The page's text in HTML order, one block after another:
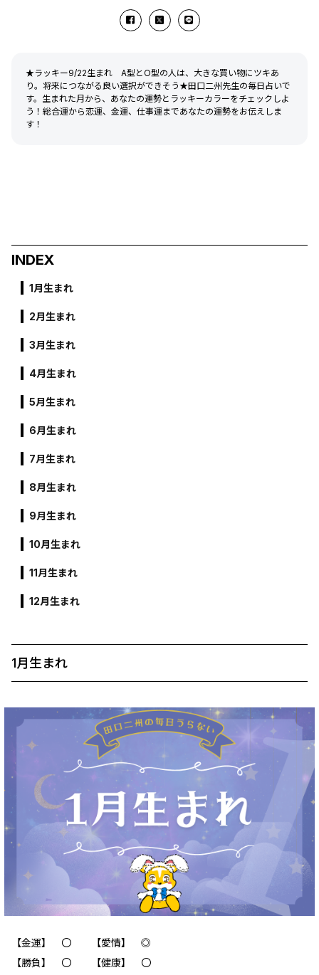
★ラッキー9/22生まれ A型とO型の人は、大きな買い物にツキあ
り。将来につながる良い選択ができそう★田口二州先生の毎日占いで
す。生まれた月から、あなたの運勢とラッキーカラーをチェックしよ
う！総合運から恋運、金運、仕事運まであなたの運勢をお伝えしま
す！
INDEX
1月生まれ
2月生まれ
3月生まれ
4月生まれ
5月生まれ
6月生まれ
7月生まれ
8月生まれ
9月生まれ
10月生まれ
11月生まれ
12月生まれ
1月生まれ
【金運】 〇 【愛情】 ◎
【勝負】 〇 【健康】 〇